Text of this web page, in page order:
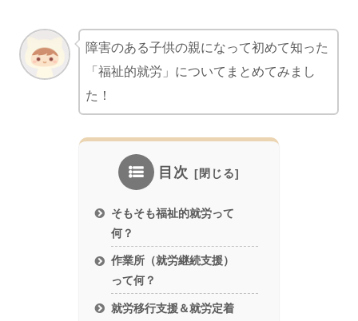
障害のある子供の親になって初めて知った
「福祉的就労」についてまとめてみまし
た！
目次
そもそも福祉的就労って
何？
作業所（就労継続支援）
って何？
就労移行支援＆就労定着